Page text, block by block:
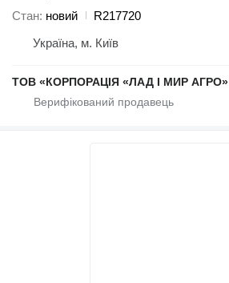
Стан новий
R217720
Україна, м. Київ
ТОВ «КОРПОРАЦІЯ «ЛАД І МИР АГРО»